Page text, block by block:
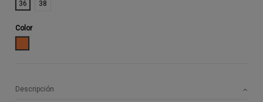
36
38
Color
Descripción